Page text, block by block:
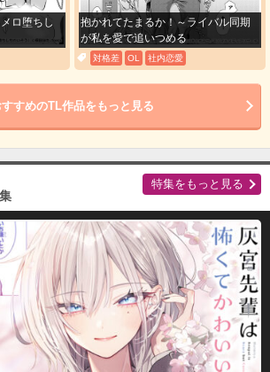
購入する
必要ポイント：200
購入する
ロ堕ちし
抱かれてたまるか！～ライバル同期
が私を愛で追いつめる
対格差 OL 社内恋愛
すすめのTL作品をもっと見る
特集をもっと見る